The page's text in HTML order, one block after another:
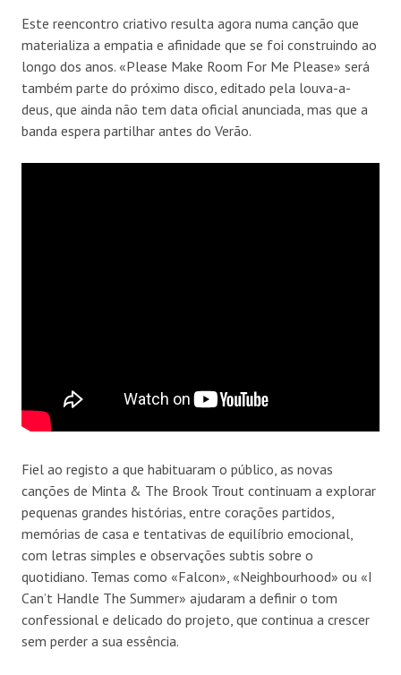
Este reencontro criativo resulta agora numa canção que
materializa a empatia e afinidade que se foi construindo ao
longo dos anos. «Please Make Room For Me Please» será
também parte do próximo disco, editado pela louva-a-
deus, que ainda não tem data oficial anunciada, mas que a
banda espera partilhar antes do Verão.
Fiel ao registo a que habituaram o público, as novas
canções de Minta & The Brook Trout continuam a explorar
pequenas grandes histórias, entre corações partidos,
memórias de casa e tentativas de equilíbrio emocional,
com letras simples e observações subtis sobre o
quotidiano. Temas como «Falcon», «Neighbourhood» ou «I
Can’t Handle The Summer» ajudaram a definir o tom
confessional e delicado do projeto, que continua a crescer
sem perder a sua essência.